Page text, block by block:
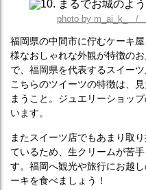
photo by m_ai_k_ /
福岡県の中間市に佇むケーキ
様なおしゃれな外観が特徴の
で、福岡県を代表するスイーツ
こちらのツイーツの特徴は、
まうこと。ジュエリーショッ
います。
またスイーツ店でもあまり取
ているため、生クリームが苦
す。福岡へ観光や旅行にお越
ーキを食べましょう！